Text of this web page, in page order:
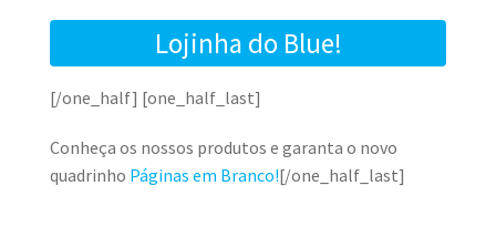
Lojinha do Blue!
[/one_half] [one_half_last]
Conheça os nossos produtos e garanta o novo
quadrinho Páginas em Branco![/one_half_last]